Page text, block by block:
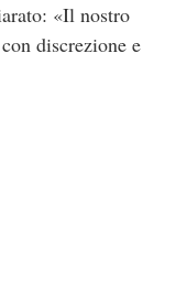
«Il nostro
discrezione e